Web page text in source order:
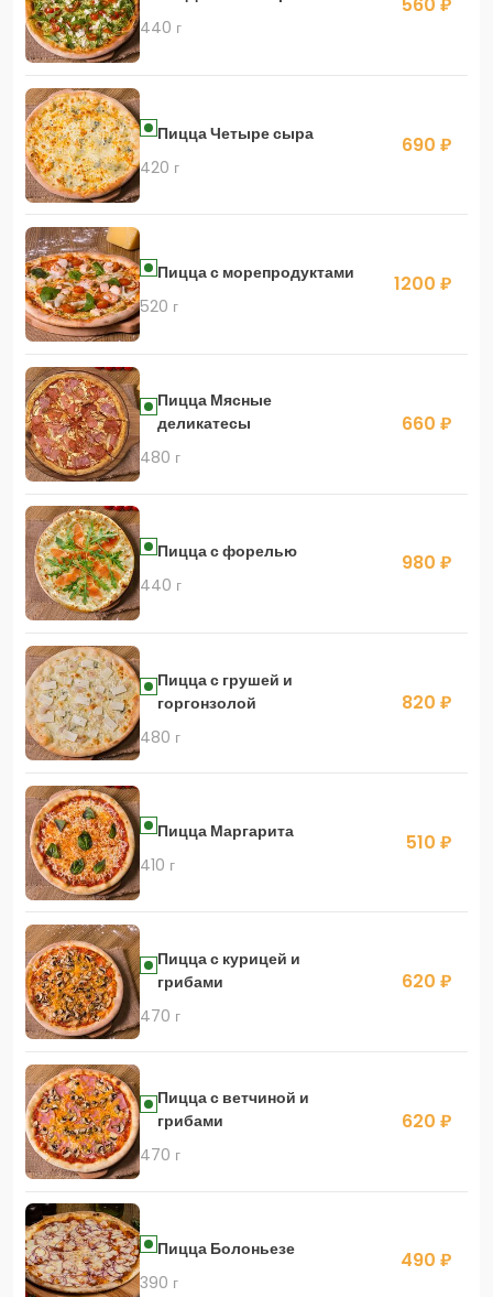
440 г
Пицца Четыре сыра
420 г
690 ₽
Пицца с морепродуктами
520 г
1200 ₽
Пицца Мясные
деликатесы
480 г
660 ₽
Пицца с форелью
440 г
980 ₽
Пицца с грушей и
горгонзолой
480 г
820 ₽
Пицца Маргарита
410 г
510 ₽
Пицца с курицей и
грибами
470 г
620 ₽
Пицца с ветчиной и
грибами
470 г
620 ₽
Пицца Болоньезе
390 г
490 ₽